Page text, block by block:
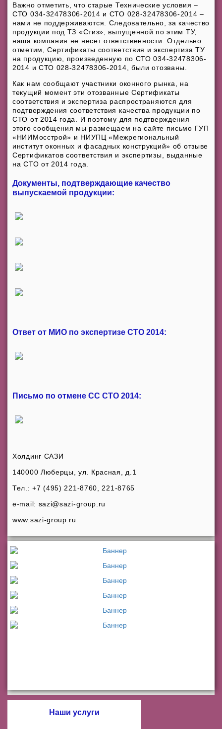
Наши услуги
Важно отметить, что старые Технические условия –
СТО 034-32478306-2014 и СТО 028-32478306-2014 –
нами не поддерживаются. Следовательно, за качество
продукции под ТЗ «Стиз», выпущенной по этим ТУ,
наша компания не несет ответственности. Отдельно
отметим, Сертификаты соответствия и экспертиза ТУ
на продукцию, произведенную по СТО 034-32478306-
2014 и СТО 028-32478306-2014, были отозваны.
Как нам сообщают участники оконного рынка, на
текущий момент эти отозванные Сертификаты
соответствия и экспертиза распространяются для
подтверждения соответствия качества продукции по
СТО от 2014 года. И поэтому для подтверждения
этого сообщения мы размещаем на сайте письмо ГУП
«НИИМосстрой» и НИУПЦ «Межрегиональный
институт оконных и фасадных конструкций» об отзыве
Сертификатов соответствия и экспертизы, выданные
на СТО от 2014 года.
Документы, подтверждающие качество
выпускаемой продукции:
Ответ от МИО по экспертизе СТО 2014:
Письмо по отмене СС СТО 2014:
Холдинг САЗИ
140000 Люберцы, ул. Красная, д.1
Тел.: +7 (495) 221-8760, 221-8765
e-mail: sazi@sazi-group.ru
www.sazi-group.ru